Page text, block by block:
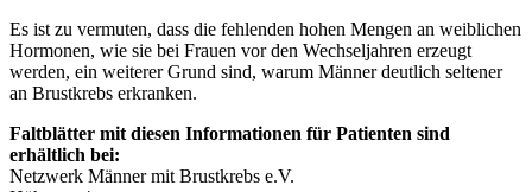
Es ist zu vermuten, dass die fehlenden hohen Mengen an weiblichen
Hormonen, wie sie bei Frauen vor den Wechseljahren erzeugt
werden, ein weiterer Grund sind, warum Männer deutlich seltener
an Brustkrebs erkranken.
Faltblätter mit diesen Informationen für Patienten sind
erhältlich bei:
Netzwerk Männer mit Brustkrebs e.V.